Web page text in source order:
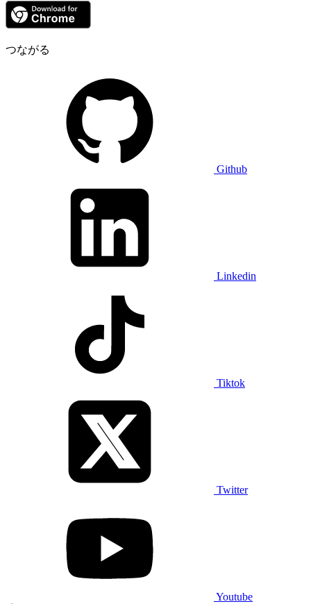
つながる
Github
Linkedin
Tiktok
Twitter
Youtube